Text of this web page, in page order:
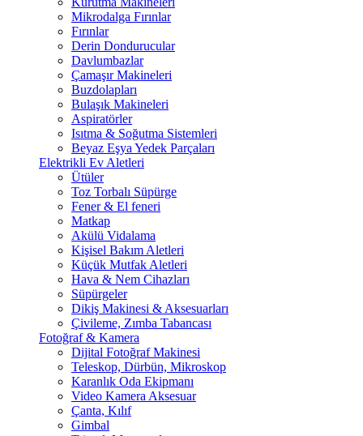
Mikrodalga Fırınlar
Fırınlar
Derin Dondurucular
Davlumbazlar
Çamaşır Makineleri
Buzdolapları
Bulaşık Makineleri
Aspiratörler
Isıtma & Soğutma Sistemleri
Beyaz Eşya Yedek Parçaları
Elektrikli Ev Aletleri
Ütüler
Toz Torbalı Süpürge
Fener & El feneri
Matkap
Akülü Vidalama
Kişisel Bakım Aletleri
Küçük Mutfak Aletleri
Hava & Nem Cihazları
Süpürgeler
Dikiş Makinesi & Aksesuarları
Çivileme, Zımba Tabancası
Fotoğraf & Kamera
Dijital Fotoğraf Makinesi
Teleskop, Dürbün, Mikroskop
Karanlık Oda Ekipmanı
Video Kamera Aksesuar
Çanta, Kılıf
Gimbal